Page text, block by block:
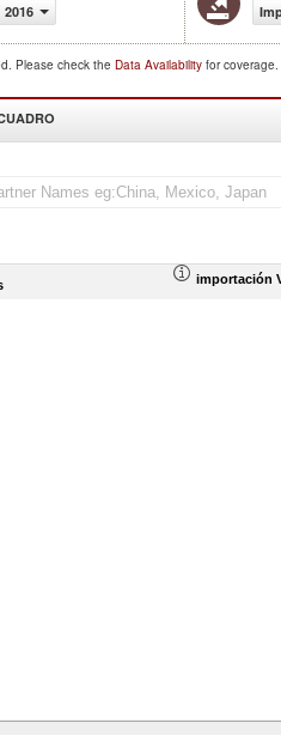
2016
Please check the Data Availability for coverage.
importación